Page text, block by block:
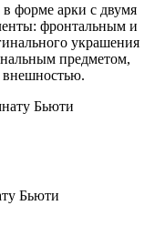
форме арки с двумя
фронтальным и
украшения
предметом,
внешностью.
Бьюти